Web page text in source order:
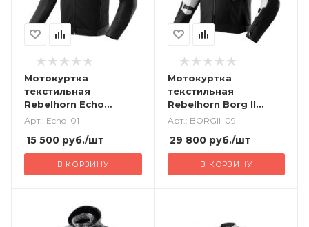
Мотокуртка
текстильная
Rebelhorn Echo
черный
Арт.: Echo_01
15 500 руб./шт
В КОРЗИНУ
Мотокуртка
текстильная
Rebelhorn Borg II
черный/серый/
Арт.: BORGII_09
29 800руб./шт
В КОРЗИНУ